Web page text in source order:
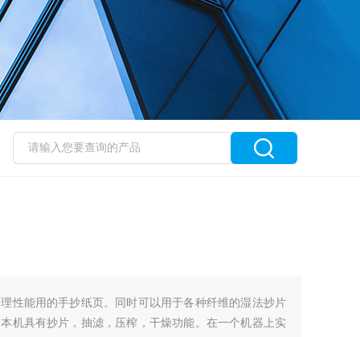
性能用的手抄纸页。同时可以用于各种纤维的湿法抄片
机具有抄片，抽滤，压榨，干燥功能。在一个机器上实